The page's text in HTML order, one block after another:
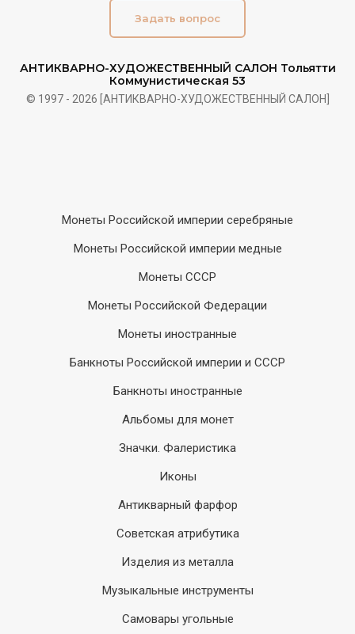
АНТИКВАРНО-ХУДОЖЕСТВЕННЫЙ САЛОН Тольятти
Коммунистическая 53
© 1997 - 2026 [АНТИКВАРНО-ХУДОЖЕСТВЕННЫЙ САЛОН]
Задать вопрос
Монеты Российской империи серебряные
Монеты Российской империи медные
Монеты СССР
Монеты Российской Федерации
Монеты иностранные
Банкноты Российской империи и СССР
Банкноты иностранные
Альбомы для монет
Значки. Фалеристика
Иконы
Антикварный фарфор
Советская атрибутика
Изделия из металла
Музыкальные инструменты
Самовары угольные